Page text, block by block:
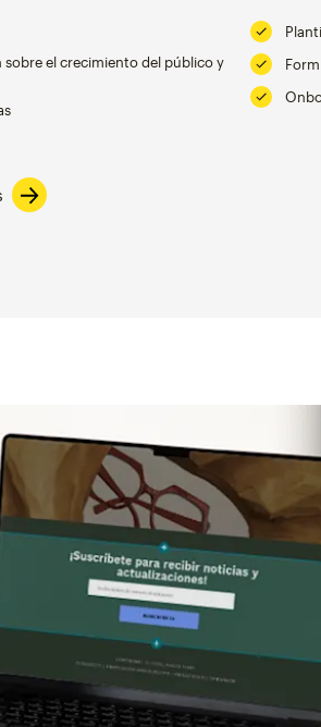
sobre el crecimiento del público y